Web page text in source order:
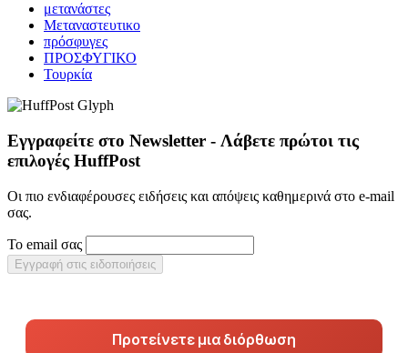
μετανάστες
Μεταναστευτικο
πρόσφυγες
ΠΡΟΣΦΥΓΙΚΟ
Τουρκία
Εγγραφείτε στο Newsletter - Λάβετε πρώτοι τις
επιλογές HuffPost
Οι πιο ενδιαφέρουσες ειδήσεις και απόψεις καθημερινά στο e-mail
σας.
Το email σας
Εγγραφή στις ειδοποιήσεις
Προτείνετε μια διόρθωση